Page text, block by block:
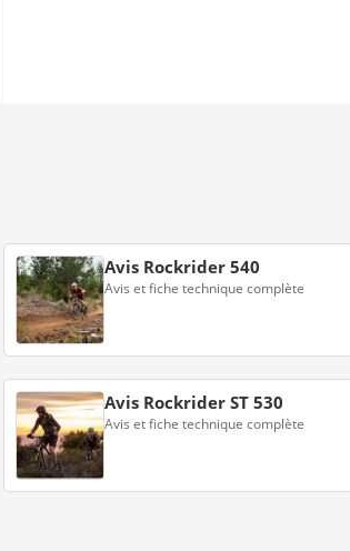
Avis Rockrider 540
Avis et fiche technique complète
Avis Rockrider ST 530
Avis et fiche technique complète